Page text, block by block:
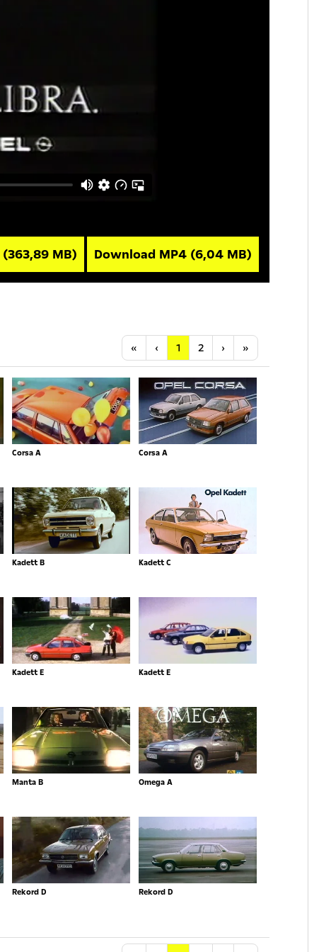
(363,89 MB) Download MP4 (6,04 MB)
« Anfang
‹ Vorherige
1 2 ›Nächste
»
Corsa A Corsa A
Kadett B Kadett C
Kadett E Kadett E
Manta B Omega A
Rekord D Rekord D